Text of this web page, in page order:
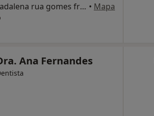
clinica de santa madalena rua gomes freire,183 loja e 1 acordos varios incluindo ADSE, Lisboa • Mapa
Ana Fernandes